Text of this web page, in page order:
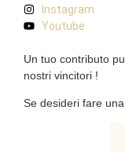
Instagram
Youtube
Un tuo contributo
nostri vincitori !
Se desideri fare